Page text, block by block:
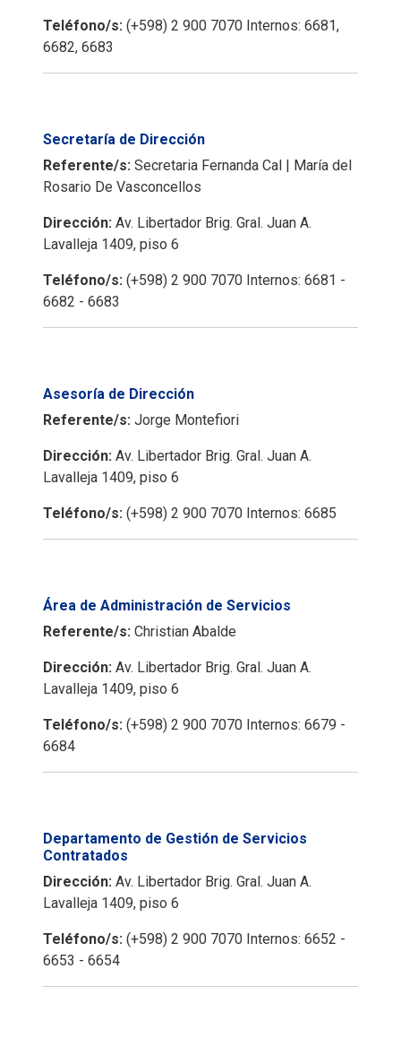
Teléfono/s: (+598) 2 900 7070 Internos: 6681,
6682, 6683
Secretaría de Dirección
Referente/s: Secretaria Fernanda Cal | María del
Rosario De Vasconcellos
Dirección: Av. Libertador Brig. Gral. Juan A.
Lavalleja 1409, piso 6
Teléfono/s: (+598) 2 900 7070 Internos: 6681 -
6682 - 6683
Asesoría de Dirección
Referente/s: Jorge Montefiori
Dirección: Av. Libertador Brig. Gral. Juan A.
Lavalleja 1409, piso 6
Teléfono/s: (+598) 2 900 7070 Internos: 6685
Área de Administración de Servicios
Referente/s: Christian Abalde
Dirección: Av. Libertador Brig. Gral. Juan A.
Lavalleja 1409, piso 6
Teléfono/s: (+598) 2 900 7070 Internos: 6679 -
6684
Departamento de Gestión de Servicios
Contratados
Dirección: Av. Libertador Brig. Gral. Juan A.
Lavalleja 1409, piso 6
Teléfono/s: (+598) 2 900 7070 Internos: 6652 -
6653 - 6654